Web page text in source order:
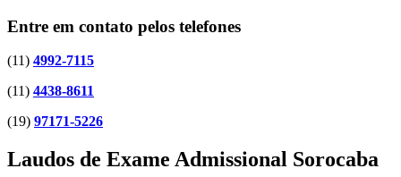
Entre em contato pelos telefones
(11) 4992-7115
(11) 4438-8611
(19) 97171-5226
Laudos de Exame Admissional Sorocaba